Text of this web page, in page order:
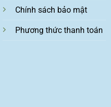
Chính sách bảo mật
Phương thức thanh toán